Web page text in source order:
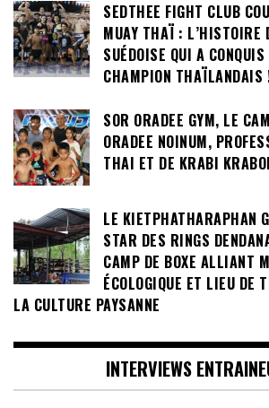
SEDTHEE FIGHT CLUB
MUAY THAÏ : L’HISTOIRE
SUÉDOISE QUI A
CHAMPION THAÏLANDAIS
SOR ORADEE GYM, LE
ORADEE NOINUM,
THAI ET DE KRABI
LE KIETPHATHARAPHAN
STAR DES RINGS
CAMP DE BOXE ALLIANT
ÉCOLOGIQUE ET LIEU DE
LA CULTURE PAYSANNE
INTERVIEWS